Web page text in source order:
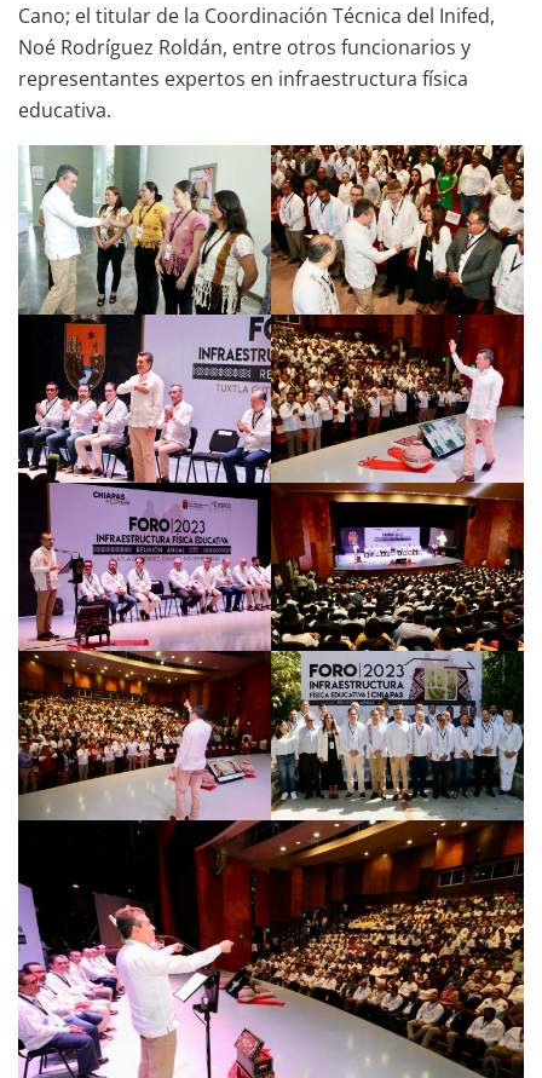
Cano; el titular de la Coordinación Técnica del Inifed,
Noé Rodríguez Roldán, entre otros funcionarios y
representantes expertos en infraestructura física
educativa.